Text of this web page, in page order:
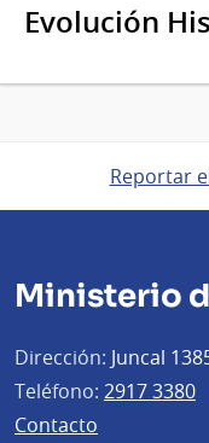
Evolución
Reportar
Ministerio
Dirección: Juncal
Teléfono: 2917 3380
Contacto